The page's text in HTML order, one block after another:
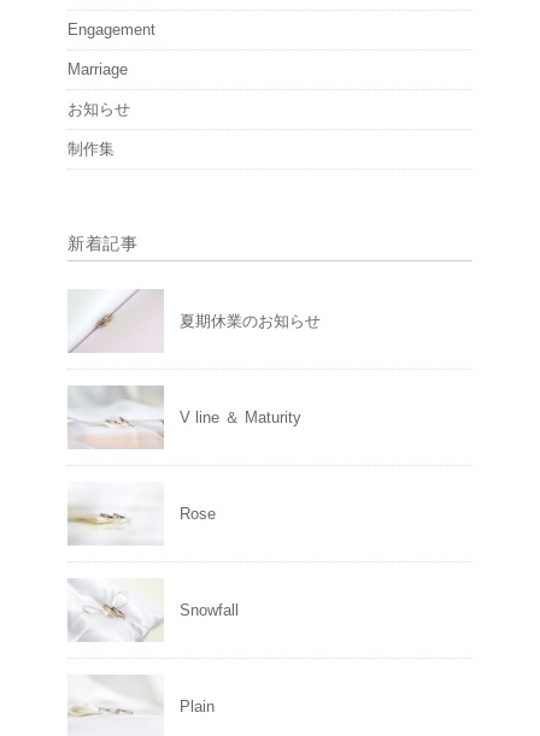
Engagement
Marriage
お知らせ
制作集
新着記事
夏期休業のお知らせ
V line ＆ Maturity
Rose
Snowfall
Plain